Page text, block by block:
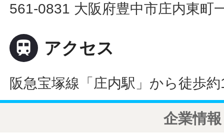
561-0831 大阪府豊中市庄内東町
 アクセス
阪急宝塚線「庄内駅」から徒歩
企業情報